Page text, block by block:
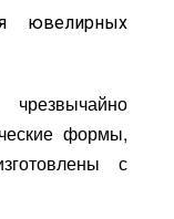
ювелирных
формы,
с